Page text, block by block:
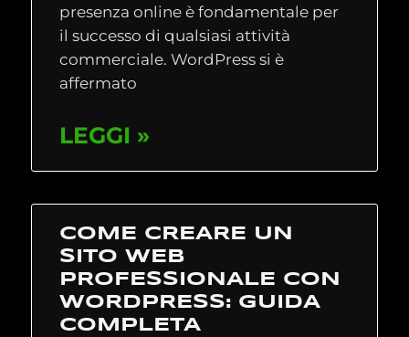
presenza online è fondamentale per
il successo di qualsiasi attività
commerciale. WordPress si è
affermato
LEGGI »
COME CREARE UN
SITO WEB
PROFESSIONALE CON
WORDPRESS: GUIDA
COMPLETA